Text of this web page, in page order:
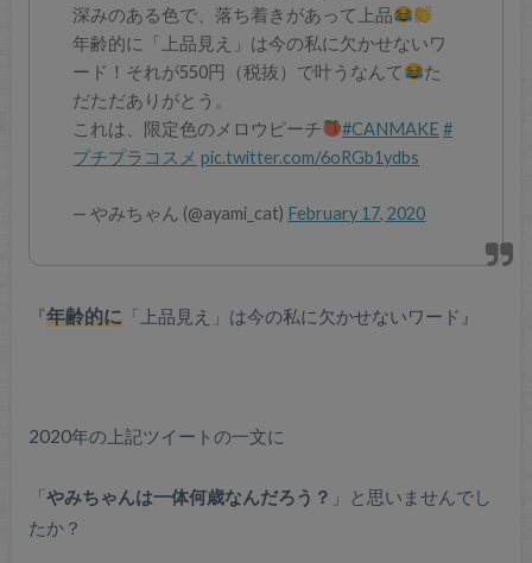
深みのある色で、落ち着きがあって上品
年齢的に「上品見え」は今の私に欠かせないワ
ード！それが550円（税抜）で叶うなんて
た
だただありがとう。
これは、限定色のメロウピーチ
#CANMAKE #
プチプラコスメ pic.twitter.com/6oRGb1ydbs
— やみちゃん (@ayami_cat) February 17, 2020
『年齢的に「上品見え」は今の私に欠かせないワード』
2020年の上記ツイートの一文に
「やみちゃんは一体何歳なんだろう？ 」と思いませんでし
たか？